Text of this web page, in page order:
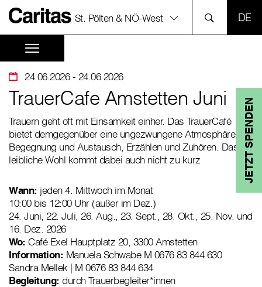
St. Pölten & NÖ-West
JETZT SPENDEN
24.06.2026- 24.06.2026
TrauerCafe Amstetten Juni
Trauern geht oft mit Einsamkeit einher. Das TrauerCafé
bietet demgegenüber eine ungezwungene Atmosphäre für
Begegnung und Austausch, Erzählen und Zuhören. Das
leibliche Wohl kommt dabei auch nicht zu kurz
Wann: jeden 4. Mittwoch im Monat
10:00 bis 12:00 Uhr (außer im Dez.)
24. Juni, 22. Juli, 26. Aug., 23. Sept., 28. Okt., 25. Nov. und
16. Dez. 2026
Wo: Café Exel Hauptplatz 20, 3300 Amstetten
Information: Manuela Schwabe M 0676 83 844 630
Sandra Mellek | M 0676 83 844 634
Begleitung: durch Trauerbegleiter*innen